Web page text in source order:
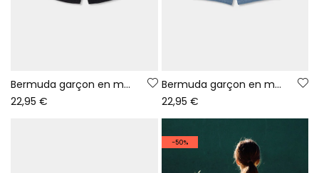
Bermuda garçon en molleton denim noir
22,95 €
Bermuda garçon en molleton denim bleach
22,95 €
-50%